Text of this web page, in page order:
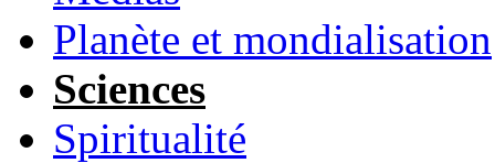
Planète et mondialisation
Sciences
Spiritualité